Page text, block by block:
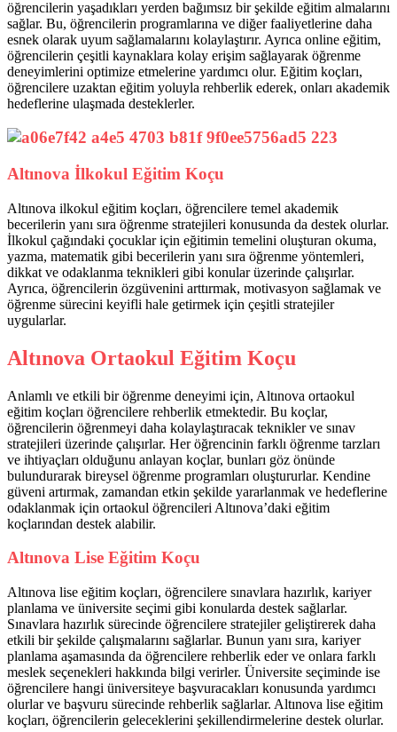
öğrencilerin yaşadıkları yerden bağımsız bir şekilde eğitim almalarını
sağlar. Bu, öğrencilerin programlarına ve diğer faaliyetlerine daha
esnek olarak uyum sağlamalarını kolaylaştırır. Ayrıca online eğitim,
öğrencilerin çeşitli kaynaklara kolay erişim sağlayarak öğrenme
deneyimlerini optimize etmelerine yardımcı olur. Eğitim koçları,
öğrencilere uzaktan eğitim yoluyla rehberlik ederek, onları akademik
hedeflerine ulaşmada desteklerler.
Altınova İlkokul Eğitim Koçu
Altınova ilkokul eğitim koçları, öğrencilere temel akademik
becerilerin yanı sıra öğrenme stratejileri konusunda da destek olurlar.
İlkokul çağındaki çocuklar için eğitimin temelini oluşturan okuma,
yazma, matematik gibi becerilerin yanı sıra öğrenme yöntemleri,
dikkat ve odaklanma teknikleri gibi konular üzerinde çalışırlar.
Ayrıca, öğrencilerin özgüvenini arttırmak, motivasyon sağlamak ve
öğrenme sürecini keyifli hale getirmek için çeşitli stratejiler
uygularlar.
Altınova Ortaokul Eğitim Koçu
Anlamlı ve etkili bir öğrenme deneyimi için, Altınova ortaokul
eğitim koçları öğrencilere rehberlik etmektedir. Bu koçlar,
öğrencilerin öğrenmeyi daha kolaylaştıracak teknikler ve sınav
stratejileri üzerinde çalışırlar. Her öğrencinin farklı öğrenme tarzları
ve ihtiyaçları olduğunu anlayan koçlar, bunları göz önünde
bulundurarak bireysel öğrenme programları oluştururlar. Kendine
güveni artırmak, zamandan etkin şekilde yararlanmak ve hedeflerine
odaklanmak için ortaokul öğrencileri Altınova’daki eğitim
koçlarından destek alabilir.
Altınova Lise Eğitim Koçu
Altınova lise eğitim koçları, öğrencilere sınavlara hazırlık, kariyer
planlama ve üniversite seçimi gibi konularda destek sağlarlar.
Sınavlara hazırlık sürecinde öğrencilere stratejiler geliştirerek daha
etkili bir şekilde çalışmalarını sağlarlar. Bunun yanı sıra, kariyer
planlama aşamasında da öğrencilere rehberlik eder ve onlara farklı
meslek seçenekleri hakkında bilgi verirler. Üniversite seçiminde ise
öğrencilere hangi üniversiteye başvuracakları konusunda yardımcı
olurlar ve başvuru sürecinde rehberlik sağlarlar. Altınova lise eğitim
koçları, öğrencilerin geleceklerini şekillendirmelerine destek olurlar.